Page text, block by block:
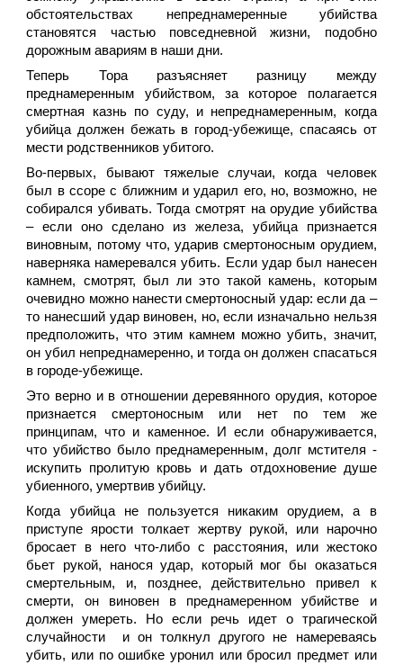
обстоятельствах непреднамеренные убийства
становятся частью повседневной жизни, подобно
дорожным авариям в наши дни.
Теперь Тора разъясняет разницу между
преднамеренным убийством, за которое полагается
смертная казнь по суду, и непреднамеренным, когда
убийца должен бежать в город-убежище, спасаясь от
мести родственников убитого.
Во-первых, бывают тяжелые случаи, когда человек
был в ссоре с ближним и ударил его, но, возможно, не
собирался убивать. Тогда смотрят на орудие убийства
– если оно сделано из железа, убийца признается
виновным, потому что, ударив смертоносным орудием,
наверняка намеревался убить. Если удар был нанесен
камнем, смотрят, был ли это такой камень, которым
очевидно можно нанести смертоносный удар: если да –
то нанесший удар виновен, но, если изначально нельзя
предположить, что этим камнем можно убить, значит,
он убил непреднамеренно, и тогда он должен спасаться
в городе-убежище.
Это верно и в отношении деревянного орудия, которое
признается смертоносным или нет по тем же
принципам, что и каменное. И если обнаруживается,
что убийство было преднамеренным, долг мстителя -
искупить пролитую кровь и дать отдохновение душе
убиенного, умертвив убийцу.
Когда убийца не пользуется никаким орудием, а в
приступе ярости толкает жертву рукой, или нарочно
бросает в него что-либо с расстояния, или жестоко
бьет рукой, нанося удар, который мог бы оказаться
смертельным, и, позднее, действительно привел к
смерти, он виновен в преднамеренном убийстве и
должен умереть. Но если речь идет о трагической
случайности и он толкнул другого не намереваясь
убить, или по ошибке уронил или бросил предмет или